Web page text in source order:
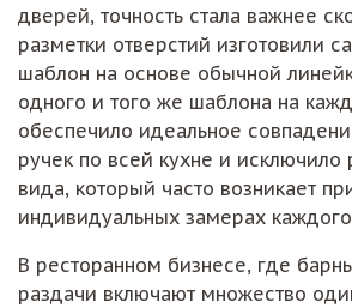
дверей, точность стала важнее
разметки отверстий изготовили
шаблон на основе обычной
одного и того же шаблона на
обеспечило идеальное
ручек по всей кухне и исключило
вида, который часто возникает
индивидуальных замерах
В ресторанном бизнесе, где
раздачи включают множество